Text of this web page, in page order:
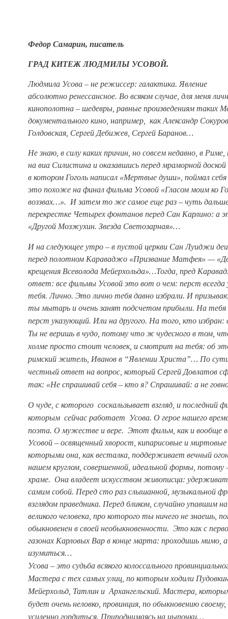
Федор Самарин, писатель
ГРАД КИТЕЖ ЛЮДМИЛЫ УСОВОЙ.
Людмила Усова – не режиссер: галактика. Явление
абсолютно ренессансное. Во всяком случае, для меня
кинополотна – шедевры, равные произведениям таких
документального кино, например, как Александр
Голдовская, Сергей Дебижев, Сергей Баранов…
Не знаю, в силу каких причин, но совсем недавно, в Риме,
на виа Силистина и оказавшись перед мраморной доской
в котором Гоголь написал «Мертвые души», поймал
это похоже на финал фильма Усовой «Гласом моим ко
воззвах…». И затем то же самое еще раз – чуть
перекрестке Четырех фонтанов перед Сан Карлино: а
«Другой Мозжухин. Звезда Светозарная»…
И на следующее утро – в пустой церкви Сан Луиджи
перед полотном Караваджо «Призвание Матфея» —
крещения Всеволода Мейерхольда»…Тогда, пред
ответ: все фильмы Усовой это вот о чем: перст всегда
тебя. Лично. Это лично тебя давно избрали. И
ты мытарь и очень занят подсчетом прибыли. На тебя
перст указующий. Или на другого. На того, кто
Ты не веришь в чудо, потому что ж чудесного в том,
холме просто стоит человек, и смотрит на тебя: об
римский житель, Иванов в “Явлении Христа”… По
честный ответ на вопрос, который Сергей Довлатов
так: «Не спрашивай себя – кто я? Спрашивай: а не
О чуде, с которого соскальзывает взгляд, и последний
которым сейчас работает Усова. О герое нашего
поэта. О мужестве и вере. Этот фильм, как и вообще
Усовой – освященный хворост, кипарисовые и
которыми она, как весталка, поддерживает вечный
нашем круглом, совершенной, идеальной формы, потому
храме. Она владеет искусством живописца:
самим собой. Перед сто раз слышанной, музыкальной
взглядом праведника. Перед бликом, случайно упавшим
великого человека, про которого ты ничего не знаешь,
обыкновенен в своей необыкновенности. Это как с
газонах Карловых Вар в конце марта: проходишь мимо,
изумиться…
Усова – это судьба всякого колоссального
Мастера с тех самых улиц, по которым ходили
Мейерхольд, Татлин и Архангельский. Мастера,
будет очень неловко, провинция, по обыкновению
усиленно гордиться. Приподнимаясь на цыпочки…